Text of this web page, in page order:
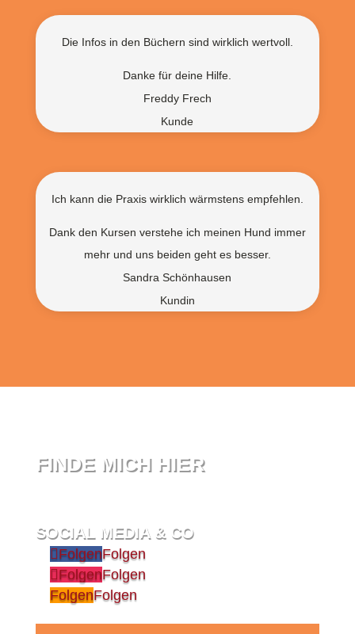
Die Infos in den Büchern sind wirklich wertvoll.
Danke für deine Hilfe.
Freddy Frech
Kunde
Ich kann die Praxis wirklich wärmstens empfehlen.
Dank den Kursen verstehe ich meinen Hund immer
mehr und uns beiden geht es besser.
Sandra Schönhausen
Kundin
FINDE MICH HIER
SOCIAL MEDIA & CO
FolgenFolgen
FolgenFolgen
FolgenFolgen